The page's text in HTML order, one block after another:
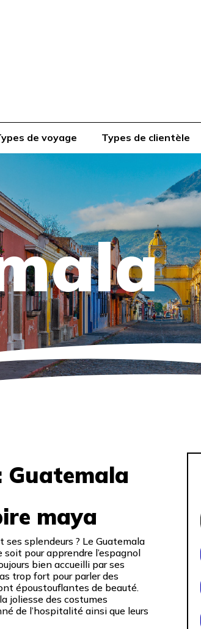
de voyage Types de clientèle
Guatemala
maya
ses splendeurs ? Le Guatemala
pour apprendre l’espagnol
bien accueilli par ses
trop fort pour parler des
époustouflantes de beauté.
joliesse des costumes
de l’hospitalité ainsi que leurs